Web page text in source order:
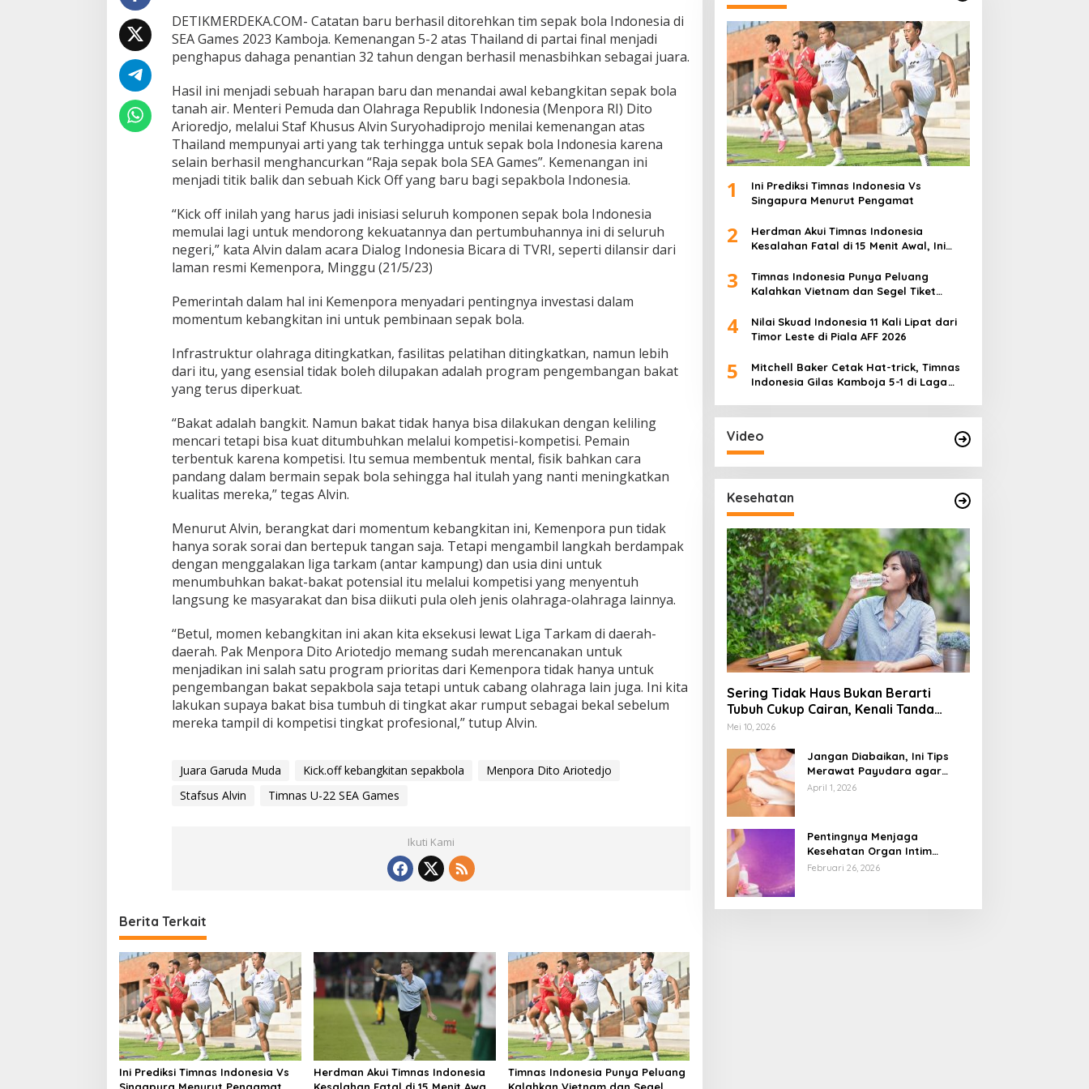
f
f
”
K
b
a
n
g
k
i
t
a
S
e
p
a
k
o
l
I
d
o
e
s
i
a
DETIKMERDEKA.COM- Catatan baru berhasil ditorehkan tim sepak bola Indonesia di
SEA Games 2023 Kamboja. Kemenangan 5-2 atas Thailand di partai final menjadi
penghapus dahaga penantian 32 tahun dengan berhasil menasbihkan sebagai juara.
Hasil ini menjadi sebuah harapan baru dan menandai awal kebangkitan sepak bola
tanah air. Menteri Pemuda dan Olahraga Republik Indonesia (Menpora RI) Dito
Arioredjo, melalui Staf Khusus Alvin Suryohadiprojo menilai kemenangan atas
Thailand mempunyai arti yang tak terhingga untuk sepak bola Indonesia karena
selain berhasil menghancurkan “Raja sepak bola SEA Games”. Kemenangan ini
menjadi titik balik dan sebuah Kick Off yang baru bagi sepakbola Indonesia.
“Kick off inilah yang harus jadi inisiasi seluruh komponen sepak bola Indonesia
memulai lagi untuk mendorong kekuatannya dan pertumbuhannya ini di seluruh
negeri,” kata Alvin dalam acara Dialog Indonesia Bicara di TVRI, seperti dilansir dari
laman resmi Kemenpora, Minggu (21/5/23)
Pemerintah dalam hal ini Kemenpora menyadari pentingnya investasi dalam
momentum kebangkitan ini untuk pembinaan sepak bola.
Infrastruktur olahraga ditingkatkan, fasilitas pelatihan ditingkatkan, namun lebih
dari itu, yang esensial tidak boleh dilupakan adalah program pengembangan bakat
yang terus diperkuat.
“Bakat adalah bangkit. Namun bakat tidak hanya bisa dilakukan dengan keliling
mencari tetapi bisa kuat ditumbuhkan melalui kompetisi-kompetisi. Pemain
terbentuk karena kompetisi. Itu semua membentuk mental, fisik bahkan cara
pandang dalam bermain sepak bola sehingga hal itulah yang nanti meningkatkan
kualitas mereka,” tegas Alvin.
Menurut Alvin, berangkat dari momentum kebangkitan ini, Kemenpora pun tidak
hanya sorak sorai dan bertepuk tangan saja. Tetapi mengambil langkah berdampak
dengan menggalakan liga tarkam (antar kampung) dan usia dini untuk
menumbuhkan bakat-bakat potensial itu melalui kompetisi yang menyentuh
langsung ke masyarakat dan bisa diikuti pula oleh jenis olahraga-olahraga lainnya.
“Betul, momen kebangkitan ini akan kita eksekusi lewat Liga Tarkam di daerah-
daerah. Pak Menpora Dito Ariotedjo memang sudah merencanakan untuk
menjadikan ini salah satu program prioritas dari Kemenpora tidak hanya untuk
pengembangan bakat sepakbola saja tetapi untuk cabang olahraga lain juga. Ini kita
lakukan supaya bakat bisa tumbuh di tingkat akar rumput sebagai bekal sebelum
mereka tampil di kompetisi tingkat profesional,” tutup Alvin.
Juara Garuda Muda Kick.off kebangkitan sepakbola
Menpora Dito Ariotedjo
Stafsus Alvin
Timnas U-22 SEA Games
Ikuti Kami
Berita Terkait
Ini Prediksi Timnas Indonesia Vs
Singapura Menurut Pengamat
Herdman Akui Timnas Indonesia
Kesalahan Fatal di 15 Menit Awal,
Timnas Indonesia Punya Peluang
Kalahkan Vietnam dan Segel
1
Ini Prediksi Timnas Indonesia Vs
Singapura Menurut Pengamat
2
Herdman Akui Timnas Indonesia
Kesalahan Fatal di 15 Menit Awal, Ini
3
Timnas Indonesia Punya Peluang
Kalahkan Vietnam dan Segel Tiket
4
Nilai Skuad Indonesia 11 Kali Lipat dari
Timor Leste di Piala AFF 2026
5
Mitchell Baker Cetak Hat-trick, Timnas
Indonesia Gilas Kamboja 5-1 di Laga
Video
Kesehatan
Sering Tidak Haus Bukan Berarti
Tubuh Cukup Cairan, Kenali Tanda
Dehidrasi Ringan
Mei 10, 2026
Jangan Diabaikan, Ini Tips
Merawat Payudara agar
Tetap Sehat dan Terhindar
April 1, 2026
Pentingnya Menjaga
Kesehatan Organ Intim
Wanita, Ini 3 Cara Perawatan
Februari 26, 2026